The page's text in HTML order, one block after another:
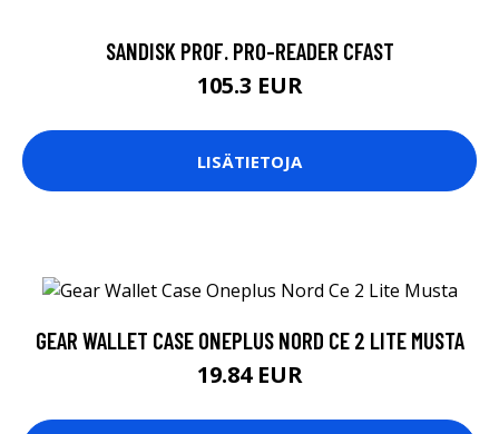
SANDISK PROF. PRO-READER CFAST
105.3 EUR
LISÄTIETOJA
GEAR WALLET CASE ONEPLUS NORD CE 2 LITE MUSTA
19.84 EUR